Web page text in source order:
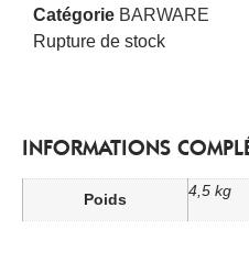
Catégorie BARWARE
Rupture de stock
INFORMATIONS
Poids 4,5 kg